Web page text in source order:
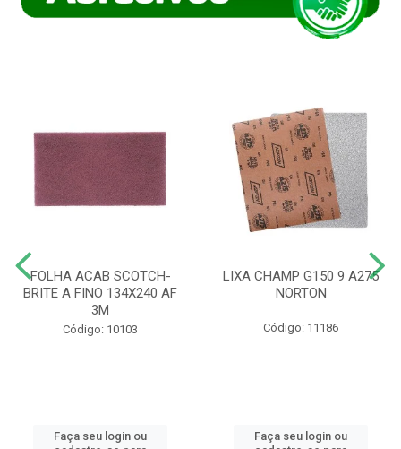
FOLHA ACAB SCOTCH-
BRITE A FINO 134X240 AF
3M
Código: 10103
Faça seu login ou
LIXA CHAMP G150 9 A275
NORTON
Código: 11186
Faça seu login ou